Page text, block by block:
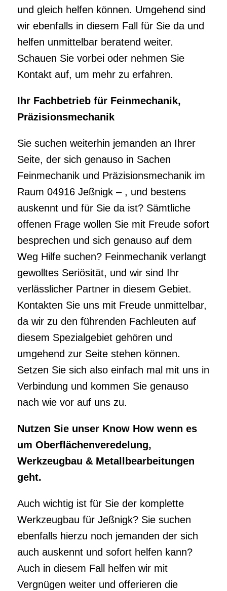
und gleich helfen können. Umgehend sind
wir ebenfalls in diesem Fall für Sie da und
helfen unmittelbar beratend weiter.
Schauen Sie vorbei oder nehmen Sie
Kontakt auf, um mehr zu erfahren.
Ihr Fachbetrieb für Feinmechanik,
Präzisionsmechanik
Sie suchen weiterhin jemanden an Ihrer
Seite, der sich genauso in Sachen
Feinmechanik und Präzisionsmechanik im
Raum 04916 Jeßnigk – , und bestens
auskennt und für Sie da ist? Sämtliche
offenen Frage wollen Sie mit Freude sofort
besprechen und sich genauso auf dem
Weg Hilfe suchen? Feinmechanik verlangt
gewolltes Seriösität, und wir sind Ihr
verlässlicher Partner in diesem Gebiet.
Kontakten Sie uns mit Freude unmittelbar,
da wir zu den führenden Fachleuten auf
diesem Spezialgebiet gehören und
umgehend zur Seite stehen können.
Setzen Sie sich also einfach mal mit uns in
Verbindung und kommen Sie genauso
nach wie vor auf uns zu.
Nutzen Sie unser Know How wenn es
um Oberflächenveredelung,
Werkzeugbau & Metallbearbeitungen
geht.
Auch wichtig ist für Sie der komplette
Werkzeugbau für Jeßnigk? Sie suchen
ebenfalls hierzu noch jemanden der sich
auch auskennt und sofort helfen kann?
Auch in diesem Fall helfen wir mit
Vergnügen weiter und offerieren die